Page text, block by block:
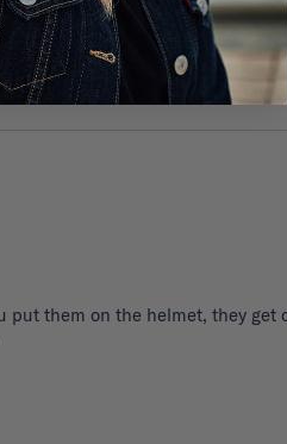
them on the helmet, they get